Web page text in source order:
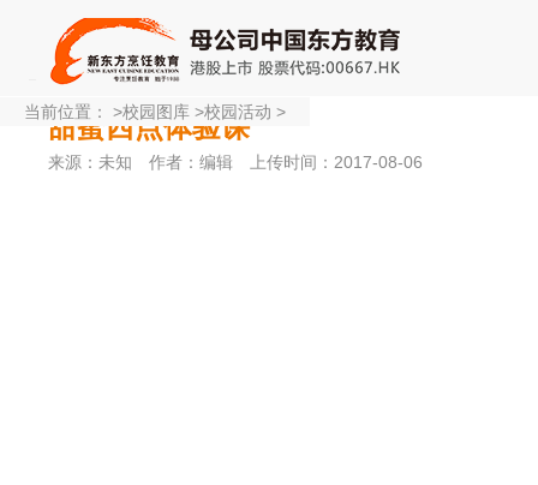
甜蜜西点体验课
来源：未知 作者：编辑 上传时间：2017-08-06
当前位置： >校园图库 >校园活动 >